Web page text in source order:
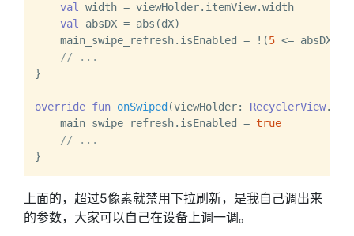
val
width = viewHolder.itemView.width
val
absDX = abs(dX)
    main_swipe_refresh.isEnabled = !(
5 <= absDX
// ...
}
override fun onSwiped (viewHolder: RecyclerView.
    main_swipe_refresh.isEnabled =
true
// ...
上面的，超过5像素就禁用下拉刷新，是我自己调出来
的参数，大家可以自己在设备上调一调。